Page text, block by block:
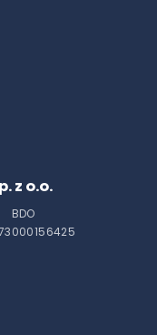
z o.o.
BDO
000156425